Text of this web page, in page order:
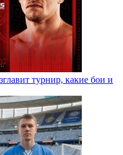
турнир, какие бои и